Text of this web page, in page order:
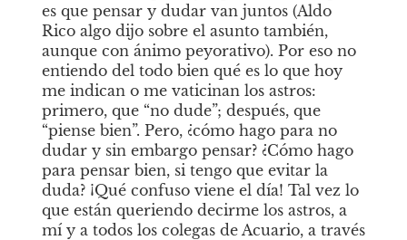
es que pensar y dudar van juntos (Aldo
Rico algo dijo sobre el asunto también,
aunque con ánimo peyorativo). Por eso no
entiendo del todo bien qué es lo que hoy
me indican o me vaticinan los astros:
primero, que “no dude”; después, que
“piense bien”. Pero, ¿cómo hago para no
dudar y sin embargo pensar? ¿Cómo hago
para pensar bien, si tengo que evitar la
duda? ¡Qué confuso viene el día! Tal vez lo
que están queriendo decirme los astros, a
mí y a todos los colegas de Acuario, a través